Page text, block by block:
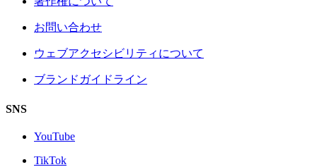
お問い合わせ
ウェブアクセシビリティについて
ブランドガイドライン
SNS
YouTube
TikTok